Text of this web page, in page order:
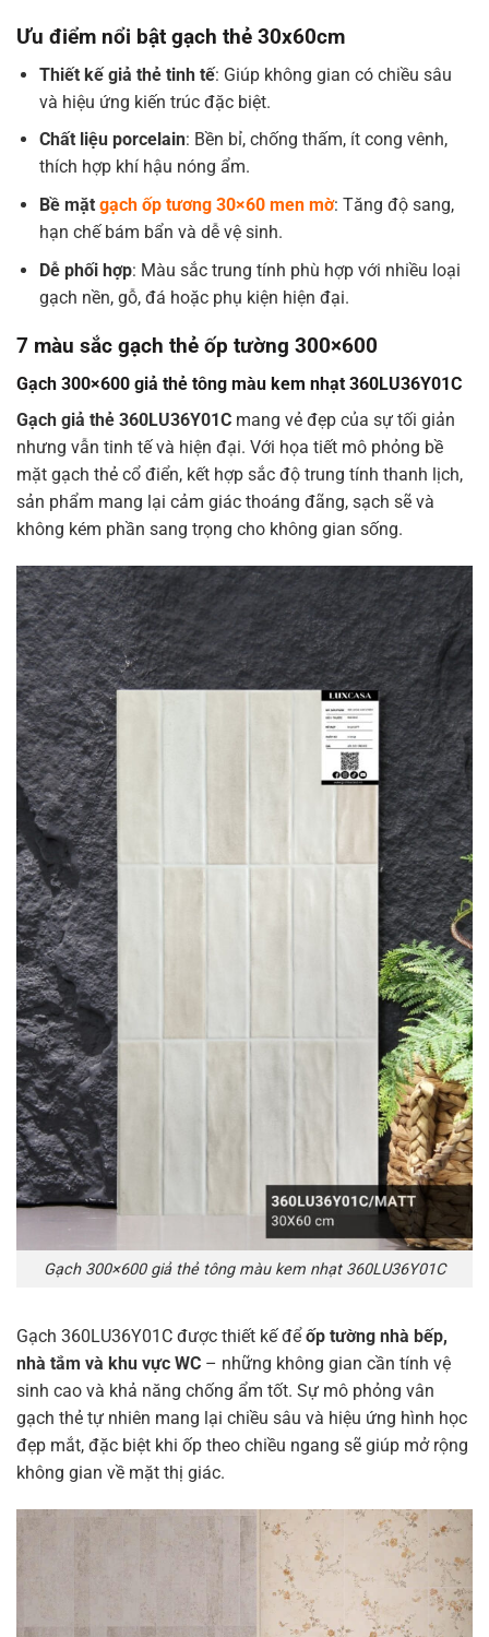
Ưu điểm nổi bật gạch thẻ 30x60cm
Thiết kế giả thẻ tinh tế: Giúp không gian có chiều sâu
và hiệu ứng kiến trúc đặc biệt.
Chất liệu porcelain: Bền bỉ, chống thấm, ít cong vênh,
thích hợp khí hậu nóng ẩm.
Bề mặt gạch ốp tương 30×60 men mờ: Tăng độ sang,
hạn chế bám bẩn và dễ vệ sinh.
Dễ phối hợp: Màu sắc trung tính phù hợp với nhiều loại
gạch nền, gỗ, đá hoặc phụ kiện hiện đại.
7 màu sắc gạch thẻ ốp tường 300×600
Gạch 300×600 giả thẻ tông màu kem nhạt 360LU36Y01C
Gạch giả thẻ 360LU36Y01C mang vẻ đẹp của sự tối giản
nhưng vẫn tinh tế và hiện đại. Với họa tiết mô phỏng bề
mặt gạch thẻ cổ điển, kết hợp sắc độ trung tính thanh lịch,
sản phẩm mang lại cảm giác thoáng đãng, sạch sẽ và
không kém phần sang trọng cho không gian sống.
Gạch 300×600 giả thẻ tông màu kem nhạt 360LU36Y01C
Gạch 360LU36Y01C được thiết kế để ốp tường nhà bếp,
nhà tắm và khu vực WC – những không gian cần tính vệ
sinh cao và khả năng chống ẩm tốt. Sự mô phỏng vân
gạch thẻ tự nhiên mang lại chiều sâu và hiệu ứng hình học
đẹp mắt, đặc biệt khi ốp theo chiều ngang sẽ giúp mở rộng
không gian về mặt thị giác.